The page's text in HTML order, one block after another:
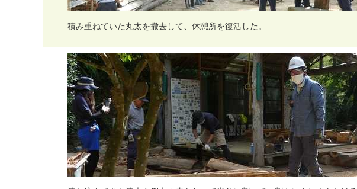
積み重ねていた丸太を撤去して、 休憩所を復活した。